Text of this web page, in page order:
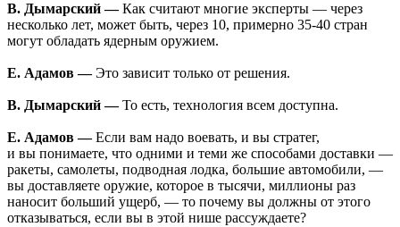
В. Дымарский —Как считают многие эксперты — через
несколько лет, может быть, через 10, примерно 35-40 стран
могут обладать ядерным оружием.
Е. Адамов —Это зависит только от решения.
В. Дымарский —То есть, технология всем доступна.
Е. Адамов —Если вам надо воевать, и вы стратег,
и вы понимаете, что одними и теми же способами доставки —
ракеты, самолеты, подводная лодка, большие автомобили, —
вы доставляете оружие, которое в тысячи, миллионы раз
наносит больший ущерб, — то почему вы должны от этого
отказываться, если вы в этой нише рассуждаете?